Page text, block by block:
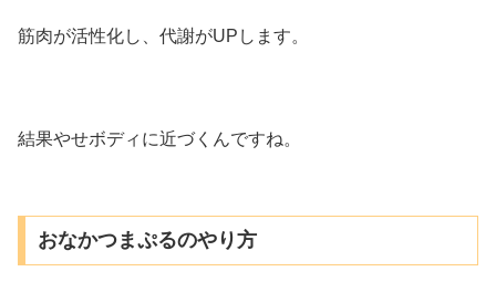
筋肉が活性化し、代謝がUPします。
結果やせボディに近づくんですね。
おなかつまぷるのやり方